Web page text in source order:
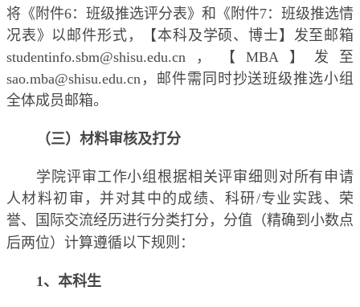
将《附件6： 班级推选评分表》和《附件7： 班级推选情
况表》以邮件形式，【本科及学硕、博士】发至邮箱
studentinfo.sbm@shisu.edu.cn ，【 MBA 】发至
sao.mba@shisu.edu.cn ，邮件需同时抄送班级推选小组
全体成员邮箱。
（三）材料审核及打分
学院评审工作小组根据相关评审细则对所有申请
人材料初审，并对其中的成绩、科研/专业实践、荣
誉、国际交流经历进行分类打分，分值（精确到小数点
后两位）计算遵循以下规则：
1 、本科生